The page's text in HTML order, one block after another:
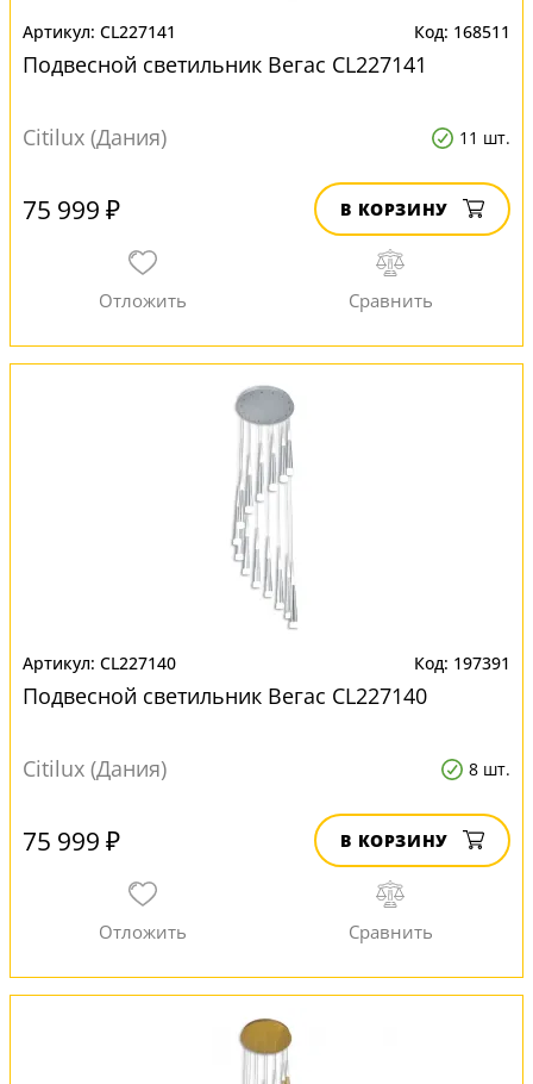
CL227141 168511
Подвесной светильник Вегас CL227141
Citilux (Дания) 11 шт.
75 999 ₽ В КОРЗИНУ
CL227140 197391
Подвесной светильник Вегас CL227140
Citilux (Дания) 8 шт.
75 999 ₽ В КОРЗИНУ